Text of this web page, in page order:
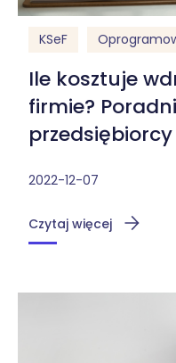
KSeF
Ile kosztuje
firmie?
przedsiębiorcy
2022-12-07
Czytaj więcej